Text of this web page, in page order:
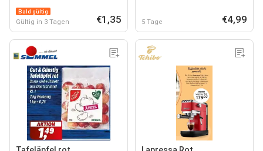
Bald gültig
Gültig in 3 Tagen €1,35 5 Tage €4,99